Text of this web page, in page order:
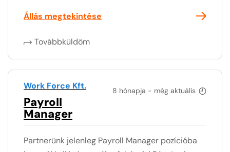
Állás megtekintése
Továbbküldöm
8 hónapja - még aktuális
Work Force Kft.
Payroll
Manager
Partnerünk jelenleg Payroll Manager pozícióba